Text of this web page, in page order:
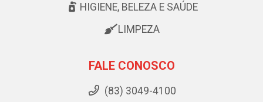
HIGIENE, BELEZA E SAÚDE
LIMPEZA
FALE CONOSCO
(83) 3049-4100